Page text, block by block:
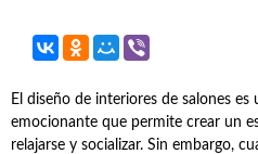
El diseño de interiores de salones
emocionante que permite crear un
relajarse y socializar. Sin embargo,